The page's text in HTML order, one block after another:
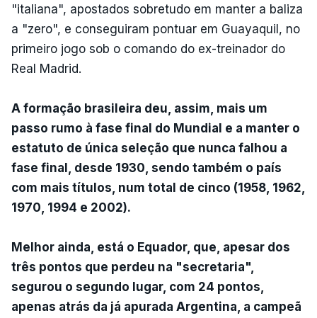
"italiana", apostados sobretudo em manter a baliza
a "zero", e conseguiram pontuar em Guayaquil, no
primeiro jogo sob o comando do ex-treinador do
Real Madrid.
A formação brasileira deu, assim, mais um
passo rumo à fase final do Mundial e a manter o
estatuto de única seleção que nunca falhou a
fase final, desde 1930, sendo também o país
com mais títulos, num total de cinco (1958, 1962,
1970, 1994 e 2002).
Melhor ainda, está o Equador, que, apesar dos
três pontos que perdeu na "secretaria",
segurou o segundo lugar, com 24 pontos,
apenas atrás da já apurada Argentina, a campeã